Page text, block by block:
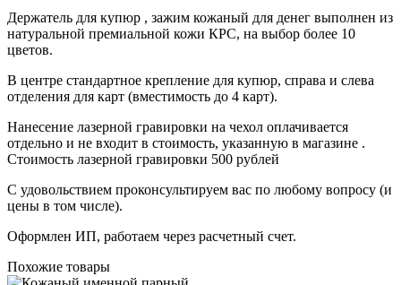
Держатель для купюр , зажим кожаный для денег выполнен из
натуральной премиальной кожи КРС, на выбор более 10
цветов.
В центре стандартное крепление для купюр, справа и слева
отделения для карт (вместимость до 4 карт).
Нанесение лазерной гравировки на чехол оплачивается
отдельно и не входит в стоимость, указанную в магазине .
Стоимость лазерной гравировки 500 рублей
С удовольствием проконсультируем вас по любому вопросу (и
цены в том числе).
Оформлен ИП, работаем через расчетный счет.
Похожие товары